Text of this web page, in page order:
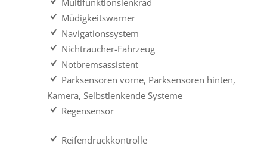
Multifunktionslenkrad
Müdigkeitswarner
Navigationssystem
Nichtraucher-Fahrzeug
Notbremsassistent
Parksensoren vorne, Parksensoren hinten,
Kamera, Selbstlenkende Systeme
Regensensor
Reifendruckkontrolle